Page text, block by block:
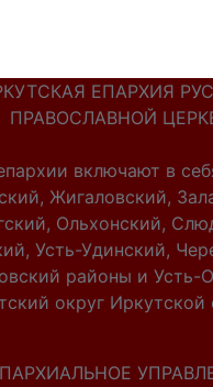
ЕПАРХИЯ
ПРАВОСЛАВНОЙ
включают в
Жигаловский,
Ольхонский,
Усть-Удинский,
районы и Усть-
округ Иркутской